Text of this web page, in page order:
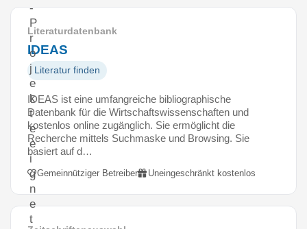
-
P
r
o
j
e
k
t
e
e
i
g
n
e
t
Literaturdatenbank
IDEAS
Literatur finden
IDEAS ist eine umfangreiche bibliographische
Datenbank für die Wirtschaftswissenschaften und
kostenlos online zugänglich. Sie ermöglicht die
Recherche mittels Suchmaske und Browsing. Sie
basiert auf d…
Gemeinnütziger Betreiber Uneingeschränkt kostenlos